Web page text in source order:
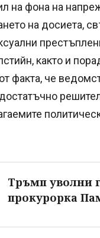
на фона на
на досиета,
както и
факта, че
Тръмп уволни
прокурорка